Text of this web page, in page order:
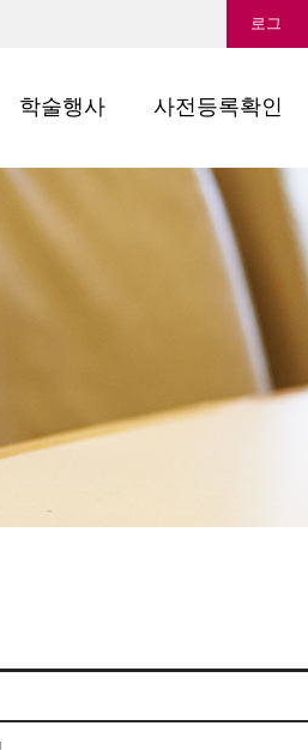
로그
학술행사 사전등록확인